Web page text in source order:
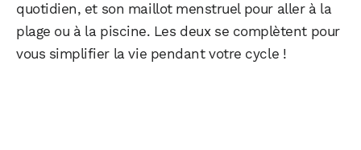
quotidien, et son maillot menstruel pour aller à la
plage ou à la piscine. Les deux se complètent pour
vous simplifier la vie pendant votre cycle !